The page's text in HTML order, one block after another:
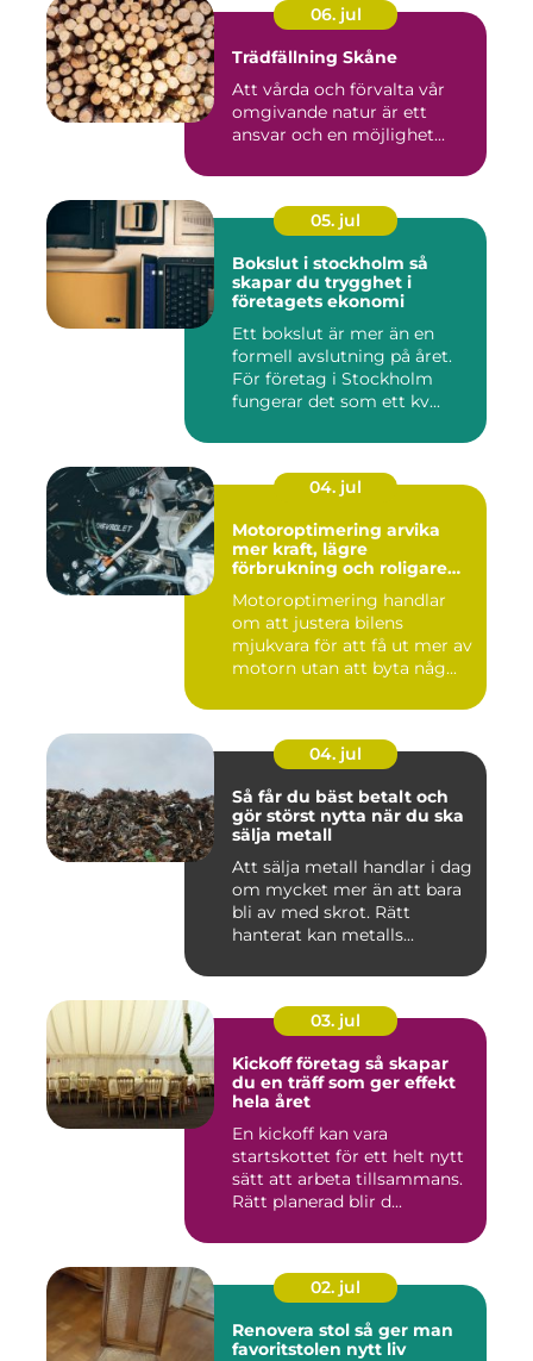
06. jul
Trädfällning Skåne
Att vårda och förvalta vår
omgivande natur är ett
ansvar och en möjlighet...
05. jul
Bokslut i stockholm så
skapar du trygghet i
företagets ekonomi
Ett bokslut är mer än en
formell avslutning på året.
För företag i Stockholm
fungerar det som ett kv...
04. jul
Motoroptimering arvika
mer kraft, lägre
förbrukning och roligare
Motoroptimering handlar
om att justera bilens
mjukvara för att få ut mer av
motorn utan att byta någ...
04. jul
Så får du bäst betalt och
gör störst nytta när du ska
sälja metall
Att sälja metall handlar i dag
om mycket mer än att bara
bli av med skrot. Rätt
hanterat kan metalls...
03. jul
Kickoff företag så skapar
du en träff som ger effekt
hela året
En kickoff kan vara
startskottet för ett helt nytt
sätt att arbeta tillsammans.
Rätt planerad blir d...
02. jul
Renovera stol så ger man
favoritstolen nytt liv